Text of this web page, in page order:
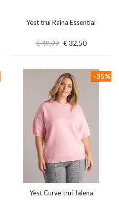
Yest trui Raina Essential
€ 49,99 € 32,50
Yest Curve trui Jalena
-35%